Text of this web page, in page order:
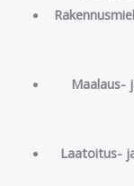
Maalaus-
Laatoitus-